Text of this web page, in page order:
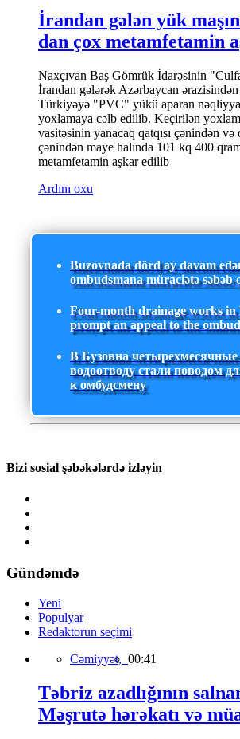
İrandan gələn yük
dan çox metamfetamin
Naxçıvan Baş Gömrük İdarəsinin
İrandan gələrək Azərbaycan
Türkiyəyə "PVC" yükü aparan nəqliyyat
yoxlamaya cəlb edilib. Keçirilən
vasitəsinin yanacaq qatqısı çənindən və
çənindən maye halında 101 kq 400
metamfetamin aşkar edilib
Ardını oxu
Buzovnada dörd ay davam
ombudsmana müraciətə səbəb
Four-month drainage works in
prompt an appeal to the
В Бузовна
водоотводу стали поводом
к омбудсмену
Bizi sosial şəbəkələrdə izləyin
Gündəmdə
Yeni
Populyar
Redaktorun seçimi
Cəmiyyət, 00:41
Təbriz azadlığının
Məşrutə hərəkatı və